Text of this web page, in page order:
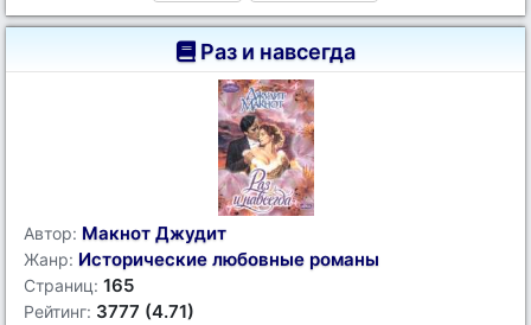
Раз и навсегда
Автор: Макнот Джудит
Жанр: Исторические любовные романы
Страниц: 165
Рейтинг: 3777 (4.71)